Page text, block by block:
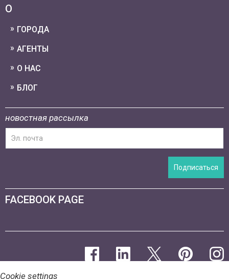
О
ГОРОДА
АГЕНТЫ
О НАС
БЛОГ
новостная рассылка
Подписаться
FACEBOOK PAGE
Cookie settings